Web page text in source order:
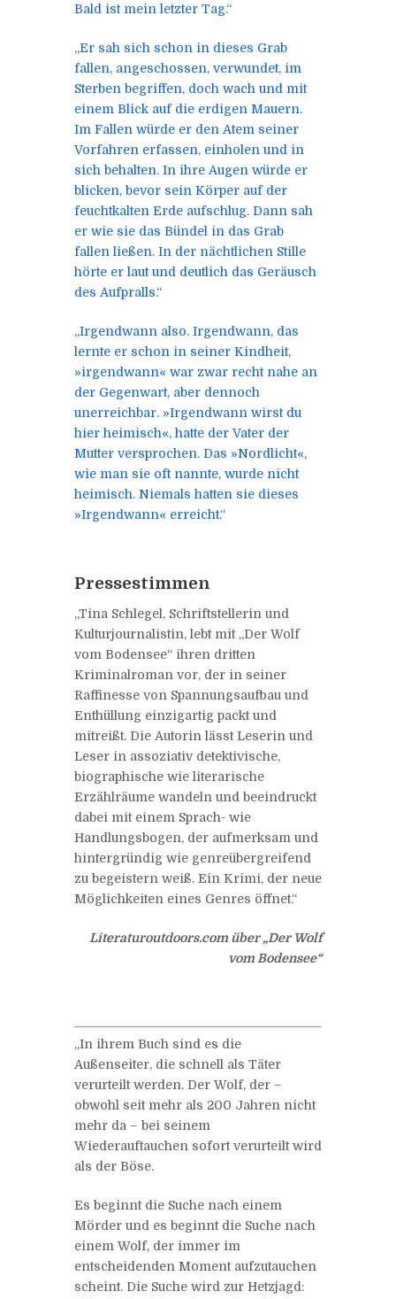
Bald ist mein letzter Tag.“
„Er sah sich schon in dieses Grab
fallen, angeschossen, verwundet, im
Sterben begriffen, doch wach und mit
einem Blick auf die erdigen Mauern.
Im Fallen würde er den Atem seiner
Vorfahren erfassen, einholen und in
sich behalten. In ihre Augen würde er
blicken, bevor sein Körper auf der
feuchtkalten Erde aufschlug. Dann sah
er wie sie das Bündel in das Grab
fallen ließen. In der nächtlichen Stille
hörte er laut und deutlich das Geräusch
des Aufpralls.“
„Irgendwann also. Irgendwann, das
lernte er schon in seiner Kindheit,
»irgendwann« war zwar recht nahe an
der Gegenwart, aber dennoch
unerreichbar. »Irgendwann wirst du
hier heimisch«, hatte der Vater der
Mutter versprochen. Das »Nordlicht«,
wie man sie oft nannte, wurde nicht
heimisch. Niemals hatten sie dieses
»Irgendwann« erreicht.“
Pressestimmen
„Tina Schlegel, Schriftstellerin und
Kulturjournalistin, lebt mit „Der Wolf
vom Bodensee“ ihren dritten
Kriminalroman vor, der in seiner
Raffinesse von Spannungsaufbau und
Enthüllung einzigartig packt und
mitreißt. Die Autorin lässt Leserin und
Leser in assoziativ detektivische,
biographische wie literarische
Erzählräume wandeln und beeindruckt
dabei mit einem Sprach- wie
Handlungsbogen, der aufmerksam und
hintergründig wie genreübergreifend
zu begeistern weiß. Ein Krimi, der neue
Möglichkeiten eines Genres öffnet.“
Literaturoutdoors.com über „Der Wolf
vom Bodensee“
„In ihrem Buch sind es die
Außenseiter, die schnell als Täter
verurteilt werden. Der Wolf, der –
obwohl seit mehr als 200 Jahren nicht
mehr da – bei seinem
Wiederauftauchen sofort verurteilt wird
als der Böse.
Es beginnt die Suche nach einem
Mörder und es beginnt die Suche nach
einem Wolf, der immer im
entscheidenden Moment aufzutauchen
scheint. Die Suche wird zur Hetzjagd: